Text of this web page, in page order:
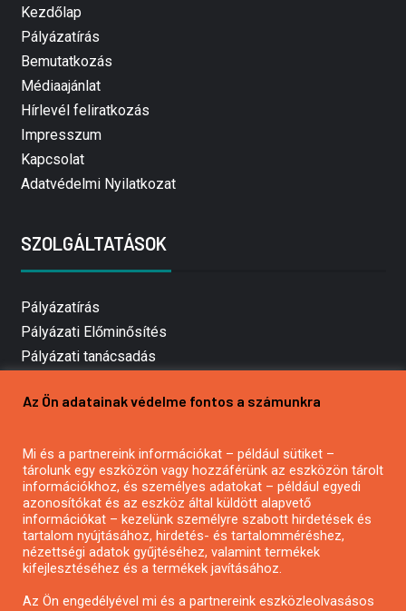
Kezdőlap
Pályázatírás
Bemutatkozás
Médiaajánlat
Hírlevél feliratkozás
Impresszum
Kapcsolat
Adatvédelmi Nyilatkozat
SZOLGÁLTATÁSOK
Pályázatírás
Pályázati Előminősítés
Pályázati tanácsadás
Mezőgazdasági pályázatírás
Pályázatírás civil szervezeteknek
Pályázatírás önkormányzatoknak
Pályázatfigyelés
Specifikus pályázatfigyelés vagy hírlevél
Az Ön adatainak védelme fontos a számunkra
Mi és a partnereink információkat – például sütiket –
tárolunk egy eszközön vagy hozzáférünk az eszközön tárolt
információkhoz, és személyes adatokat – például egyedi
azonosítókat és az eszköz által küldött alapvető
információkat – kezelünk személyre szabott hirdetések és
tartalom nyújtásához, hirdetés- és tartalomméréshez,
nézettségi adatok gyűjtéséhez, valamint termékek
kifejlesztéséhez és a termékek javításához.
Az Ön engedélyével mi és a partnereink eszközleolvasásos